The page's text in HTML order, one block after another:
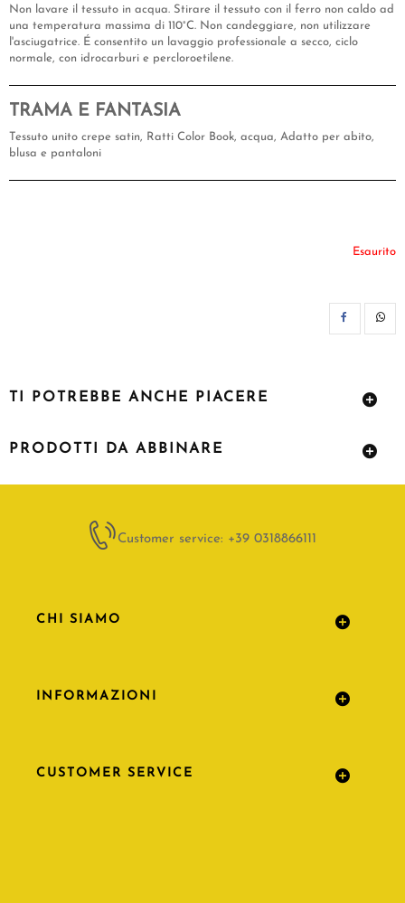
Non lavare il tessuto in acqua. Stirare il tessuto con il ferro non caldo ad
una temperatura massima di 110°C. Non candeggiare, non utilizzare
l'asciugatrice. É consentito un lavaggio professionale a secco, ciclo
normale, con idrocarburi e percloroetilene.
TRAMA E FANTASIA
Tessuto unito crepe satin, Ratti Color Book, acqua, Adatto per abito,
blusa e pantaloni
Esaurito
TI POTREBBE ANCHE PIACERE
PRODOTTI DA ABBINARE
Customer service: +39 0318866111
CHI SIAMO
INFORMAZIONI
CUSTOMER SERVICE